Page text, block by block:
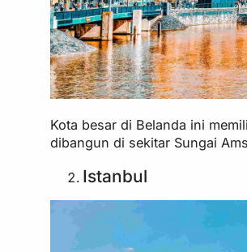
Kota besar di Belanda ini
dibangun di sekitar Sungai
Istanbul